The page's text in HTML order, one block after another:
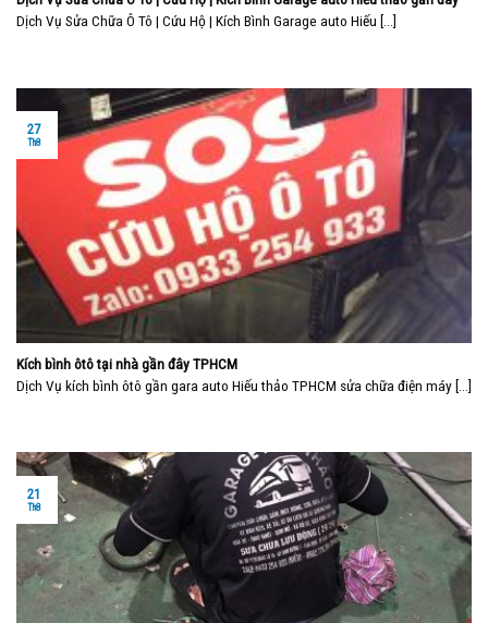
Dịch Vụ Sửa Chữa Ô Tô | Cứu Hộ | Kích Bình Garage auto Hiếu [...]
Kích bình ôtô tại nhà gần đây TPHCM
Dịch Vụ kích bình ôtô gần gara auto Hiếu thảo TPHCM sửa chữa điện máy [...]
27
Th8
21
Th8